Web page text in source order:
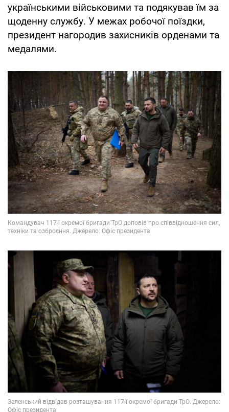
українськими військовими та подякував їм за
щоденну службу. У межах робочої поїздки,
президент нагородив захисників орденами та
медалями.